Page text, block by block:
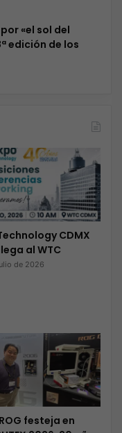
«el sol del
edición de los
CDMX
al WTC
de 2026
festeja en